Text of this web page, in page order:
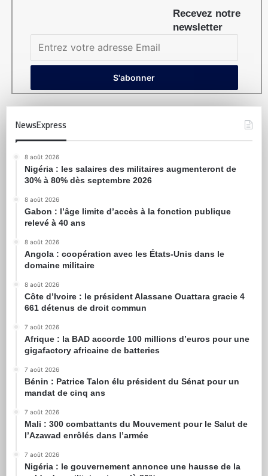
Recevez notre
newsletter
NewsExpress
8 août 2026
Nigéria : les salaires des militaires augmenteront de
30% à 80% dès septembre 2026
8 août 2026
Gabon : l’âge limite d’accès à la fonction publique
relevé à 40 ans
8 août 2026
Angola : coopération avec les États-Unis dans le
domaine militaire
8 août 2026
Côte d’Ivoire : le président Alassane Ouattara gracie 4
661 détenus de droit commun
7 août 2026
Afrique : la BAD accorde 100 millions d’euros pour une
gigafactory africaine de batteries
7 août 2026
Bénin : Patrice Talon élu président du Sénat pour un
mandat de cinq ans
7 août 2026
Mali : 300 combattants du Mouvement pour le Salut de
l’Azawad enrôlés dans l’armée
7 août 2026
Nigéria : le gouvernement annonce une hausse de la